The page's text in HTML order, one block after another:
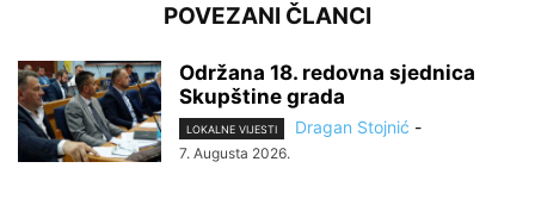
POVEZANI ČLANCI
Održana 18. redovna sjednica
Skupštine grada
LOKALNE VIJESTI Dragan Stojnić -
7. Augusta 2026.